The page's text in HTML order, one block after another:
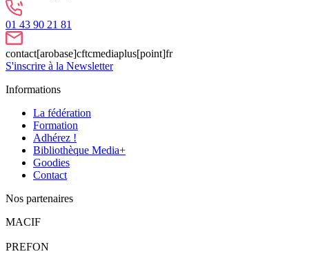
01 43 90 21 81
contact[arobase]cftcmediaplus[point]fr
S'inscrire à la Newsletter
Informations
La fédération
Formation
Adhérez !
Bibliothèque Media+
Goodies
Contact
Nos partenaires
MACIF
PREFON